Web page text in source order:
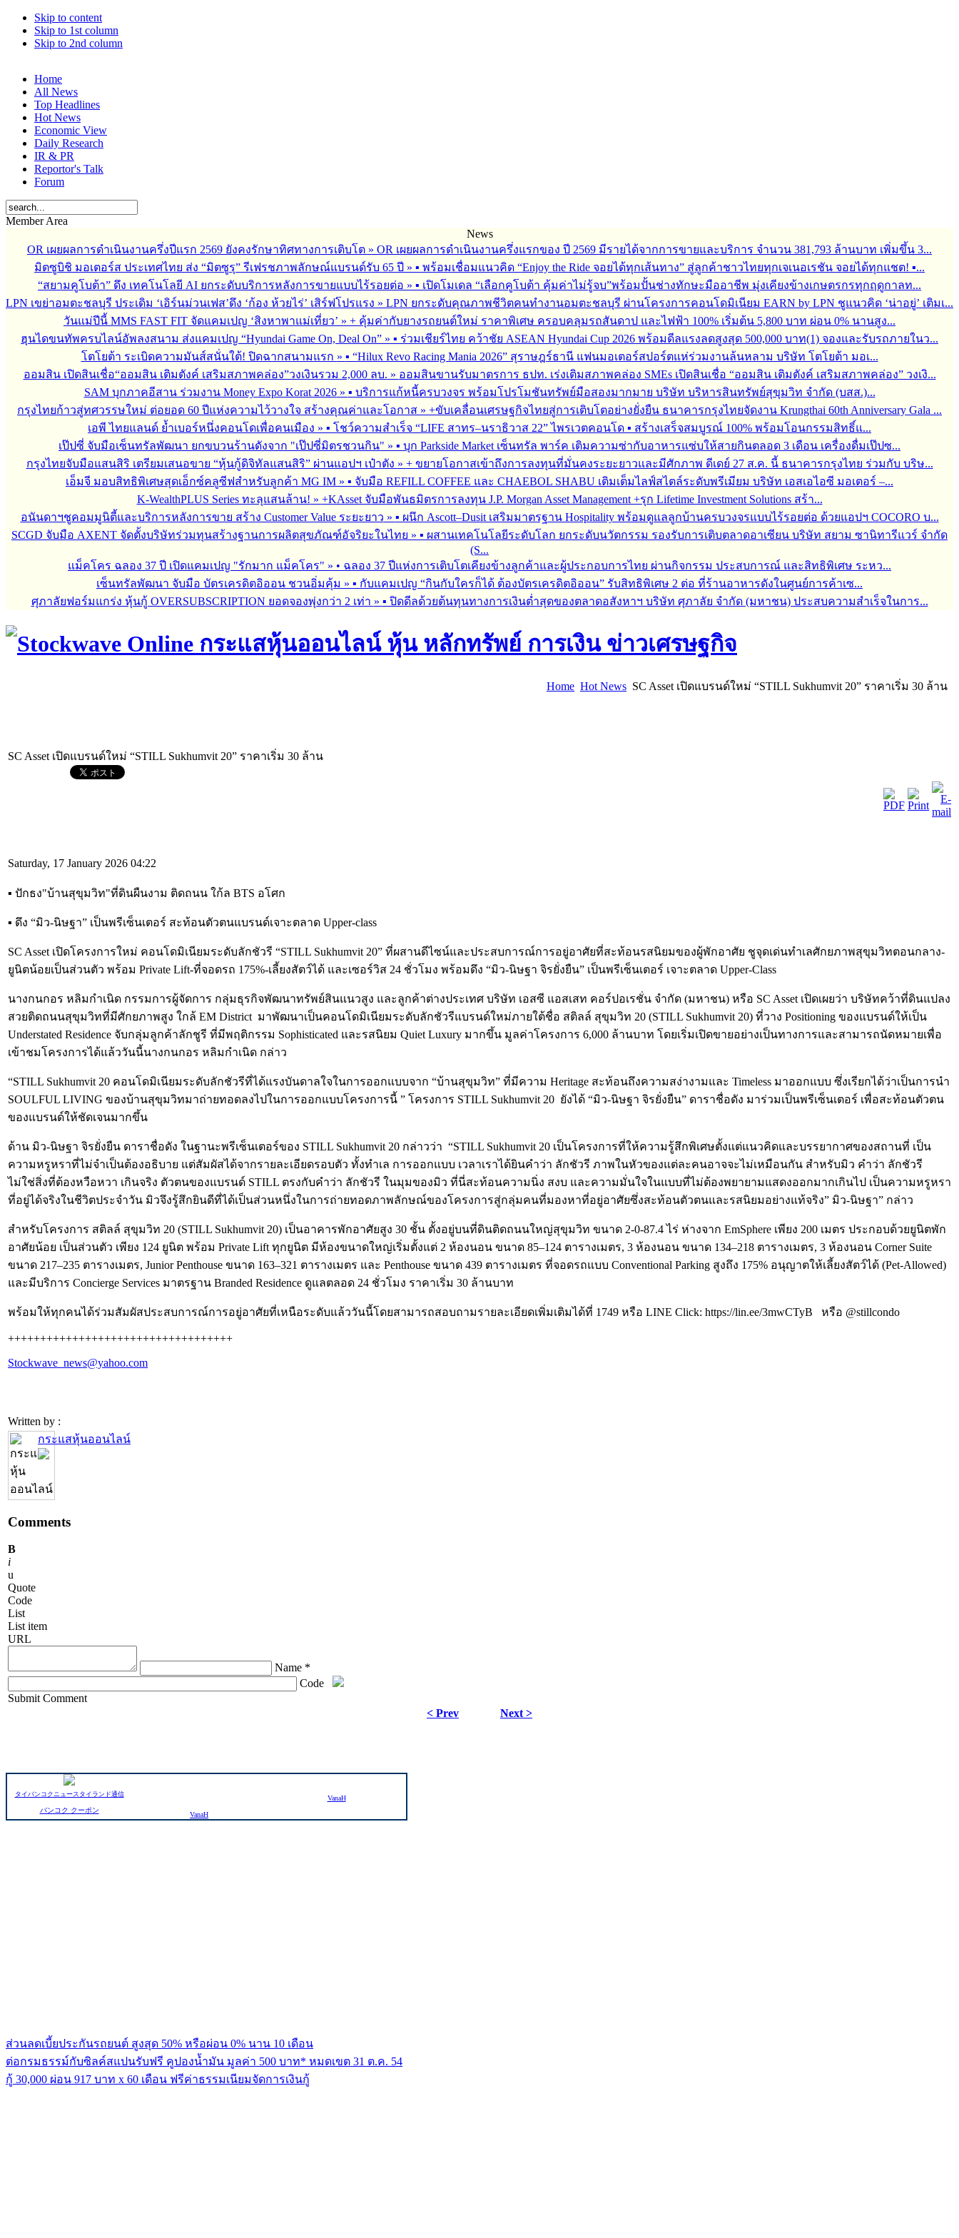
Skip to content
Skip to 1st column
Skip to 2nd column
Home
All News
Top Headlines
Hot News
Economic View
Daily Research
IR & PR
Reportor's Talk
Forum
Member Area
News
OR เผยผลการดำเนินงานครึ่งปีแรก 2569 ยังคงรักษาทิศทางการเติบโต » OR เผยผลการดำเนินงานครึ่งแรกของ ปี 2569 มีรายได้จากการขายและบริการ จำนวน 381,793 ล้านบาท เพิ่มขึ้น 3...
มิตซูบิชิ มอเตอร์ส ประเทศไทย ส่ง “มิตซูรุ” รีเฟรชภาพลักษณ์แบรนด์รับ 65 ปี » ▪︎ พร้อมเชื่อมแนวคิด “Enjoy the Ride จอยได้ทุกเส้นทาง” สู่ลูกค้าชาวไทยทุกเจเนอเรชัน จอยได้ทุกแชต! ▪...
“สยามคูโบต้า” ดึง เทคโนโลยี AI ยกระดับบริการหลังการขายแบบไร้รอยต่อ » ▪︎ เปิดโมเดล “เลือกคูโบต้า คุ้มค่าไม่รู้จบ”พร้อมปั้นช่างทักษะมืออาชีพ มุ่งเคียงข้างเกษตรกรทุกฤดูกาลท...
LPN เขย่าอมตะชลบุรี ประเดิม ‘เอิร์นม่วนเฟส’ดึง ‘ก้อง ห้วยไร่’ เสิร์ฟโปรแรง » LPN ยกระดับคุณภาพชีวิตคนทำงานอมตะชลบุรี ผ่านโครงการคอนโดมิเนียม EARN by LPN ชูแนวคิด ‘น่าอยู่’ เติมเ...
วันแม่ปีนี้ MMS FAST FIT จัดแคมเปญ ‘สิงหาพาแม่เที่ยว’ » + คุ้มค่ากับยางรถยนต์ใหม่ ราคาพิเศษ ครอบคลุมรถสันดาป และไฟฟ้า 100% เริ่มต้น 5,800 บาท ผ่อน 0% นานสูง...
ฮุนไดขนทัพครบไลน์อัพลงสนาม ส่งแคมเปญ “Hyundai Game On, Deal On” » ▪︎ ร่วมเชียร์ไทย คว้าชัย ASEAN Hyundai Cup 2026 พร้อมดีลแรงลดสูงสุด 500,000 บาท(1) จองและรับรถภายในว...
โตโยต้า ระเบิดความมันส์สนั่นใต้! ปิดฉากสนามแรก » ▪︎ “Hilux Revo Racing Mania 2026” สุราษฎร์ธานี แฟนมอเตอร์สปอร์ตแห่ร่วมงานล้นหลาม บริษัท โตโยต้า มอเ...
ออมสิน เปิดสินเชื่อ“ออมสิน เติมตังค์ เสริมสภาพคล่อง”วงเงินรวม 2,000 ลบ. » ออมสินขานรับมาตรการ ธปท. เร่งเติมสภาพคล่อง SMEs เปิดสินเชื่อ “ออมสิน เติมตังค์ เสริมสภาพคล่อง” วงเงิ...
SAM บุกภาคอีสาน ร่วมงาน Money Expo Korat 2026» ▪︎ บริการแก้หนี้ครบวงจร พร้อมโปรโมชันทรัพย์มือสองมากมาย บริษัท บริหารสินทรัพย์สุขุมวิท จำกัด (บสส.)...
กรุงไทยก้าวสู่ทศวรรษใหม่ ต่อยอด 60 ปีแห่งความไว้วางใจ สร้างคุณค่าและโอกาส » +ขับเคลื่อนเศรษฐกิจไทยสู่การเติบโตอย่างยั่งยืน ธนาคารกรุงไทยจัดงาน Krungthai 60th Anniversary Gala ...
เอพี ไทยแลนด์ ย้ำเบอร์หนึ่งคอนโดเพื่อคนเมือง » ▪︎ โชว์ความสำเร็จ “LIFE สาทร–นราธิวาส 22” ไพรเวตคอนโด ▪︎ สร้างเสร็จสมบูรณ์ 100% พร้อมโอนกรรมสิทธิ์แ...
เป๊ปซี่ จับมือเซ็นทรัลพัฒนา ยกขบวนร้านดังจาก "เป๊ปซี่มิตรชวนกิน" » ▪︎ บุก Parkside Market เซ็นทรัล พาร์ค เติมความซ่ากับอาหารแซ่บให้สายกินตลอด 3 เดือน เครื่องดื่มเป๊ปซ...
กรุงไทยจับมือแสนสิริ เตรียมเสนอขาย “หุ้นกู้ดิจิทัลแสนสิริ” ผ่านแอปฯ เป๋าตัง » + ขยายโอกาสเข้าถึงการลงทุนที่มั่นคงระยะยาวและมีศักภาพ ดีเดย์ 27 ส.ค. นี้ ธนาคารกรุงไทย ร่วมกับ บริษ...
เอ็มจี มอบสิทธิพิเศษสุดเอ็กซ์คลูซีฟสำหรับลูกค้า MG IM » ▪︎ จับมือ REFILL COFFEE และ CHAEBOL SHABU เติมเต็มไลฟ์สไตล์ระดับพรีเมียม บริษัท เอสเอไอซี มอเตอร์ –...
K-WealthPLUS Series ทะลุแสนล้าน! » +KAsset จับมือพันธมิตรการลงทุน J.P. Morgan Asset Management +รุก Lifetime Investment Solutions สร้า...
อนันดาฯชูคอมมูนิตี้และบริการหลังการขาย สร้าง Customer Value ระยะยาว » ▪︎ ผนึก Ascott–Dusit เสริมมาตรฐาน Hospitality พร้อมดูแลลูกบ้านครบวงจรแบบไร้รอยต่อ ด้วยแอปฯ COCORO บ...
SCGD จับมือ AXENT จัดตั้งบริษัทร่วมทุนสร้างฐานการผลิตสุขภัณฑ์อัจริยะในไทย » ▪︎ ผสานเทคโนโลยีระดับโลก ยกระดับนวัตกรรม รองรับการเติบตลาดอาเซียน บริษัท สยาม ซานิทารีแวร์ จำกัด
(S...
แม็คโคร ฉลอง 37 ปี เปิดแคมเปญ "รักมาก แม็คโคร" » • ฉลอง 37 ปีแห่งการเติบโตเคียงข้างลูกค้าและผู้ประกอบการไทย ผ่านกิจกรรม ประสบการณ์ และสิทธิพิเศษ ระหว...
เซ็นทรัลพัฒนา จับมือ บัตรเครดิตอิออน ชวนอิ่มคุ้ม » ▪︎ กับแคมเปญ “กินกับใครก็ได้ ต้องบัตรเครดิตอิออน” รับสิทธิพิเศษ 2 ต่อ ที่ร้านอาหารดังในศูนย์การค้าเซ...
ศุภาลัยฟอร์มแกร่ง หุ้นกู้ OVERSUBSCRIPTION ยอดจองพุ่งกว่า 2 เท่า » ▪︎ ปิดดีลด้วยต้นทุนทางการเงินต่ำสุดของตลาดอสังหาฯ บริษัท ศุภาลัย จำกัด (มหาชน) ประสบความสำเร็จในการ...
Home Hot News SC Asset เปิดแบรนด์ใหม่ “STILL Sukhumvit 20” ราคาเริ่ม 30 ล้าน
SC Asset เปิดแบรนด์ใหม่ “STILL Sukhumvit 20” ราคาเริ่ม 30 ล้าน
Saturday, 17 January 2026 04:22
▪︎ ปักธง"บ้านสุขุมวิท"ที่ดินผืนงาม ติดถนน ใก้ล BTS อโศก
▪︎ ดึง “มิว-นิษฐา” เป็นพรีเซ็นเตอร์ สะท้อนตัวตนแบรนด์เจาะตลาด Upper-class
SC Asset เปิดโครงการใหม่ คอนโดมิเนียมระดับลักชัวรี “STILL Sukhumvit 20” ที่ผสานดีไซน์และประสบการณ์การอยู่อาศัยที่สะท้อนรสนิยมของผู้พักอาศัย ชูจุดเด่นทำเลศักยภาพสุขุมวิทตอนกลาง-
ยูนิตน้อยเป็นส่วนตัว พร้อม Private Lift-ที่จอดรถ 175%-เลี้ยงสัตว์ได้ และเซอร์วิส 24 ชั่วโมง พร้อมดึง “มิว-นิษฐา จิรยั่งยืน” เป็นพรีเซ็นเตอร์ เจาะตลาด Upper-Class
นางกนกอร หลิมกำเนิด กรรมการผู้จัดการ กลุ่มธุรกิจพัฒนาทรัพย์สินแนวสูง และลูกค้าต่างประเทศ บริษัท เอสซี แอสเสท คอร์ปอเรชั่น จำกัด (มหาชน) หรือ SC Asset เปิดเผยว่า บริษัทคว้าที่ดินแปลง
สวยติดถนนสุขุมวิทที่มีศักยภาพสูง ใกล้ EM District มาพัฒนาเป็นคอนโดมิเนียมระดับลักชัวรีแบรนด์ใหม่ภายใต้ชื่อ สติลล์ สุขุมวิท 20 (STILL Sukhumvit 20) ที่วาง Positioning ของแบรนด์ให้เป็น
Understated Residence จับกลุ่มลูกค้าลักชูรี ที่มีพฤติกรรม Sophisticated และรสนิยม Quiet Luxury มากขึ้น มูลค่าโครงการ 6,000 ล้านบาท โดยเริ่มเปิดขายอย่างเป็นทางการและสามารถนัดหมายเพื่อ
เข้าชมโครงการได้แล้ววันนี้นางกนกอร หลิมกำเนิด กล่าว
“STILL Sukhumvit 20 คอนโดมิเนียมระดับลักชัวรีที่ได้แรงบันดาลใจในการออกแบบจาก “บ้านสุขุมวิท” ที่มีความ Heritage สะท้อนถึงความสง่างามและ Timeless มาออกแบบ ซึ่งเรียกได้ว่าเป็นการนำ
SOULFUL LIVING ของบ้านสุขุมวิทมาถ่ายทอดลงไปในการออกแบบโครงการนี้ ” โครงการ STILL Sukhumvit 20 ยังได้ “มิว-นิษฐา จิรยั่งยืน” ดาราชื่อดัง มาร่วมเป็นพรีเซ็นเตอร์ เพื่อสะท้อนตัวตน
ของแบรนด์ให้ชัดเจนมากขึ้น
ด้าน มิว-นิษฐา จิรยั่งยืน ดาราชื่อดัง ในฐานะพรีเซ็นเตอร์ของ STILL Sukhumvit 20 กล่าวว่า “STILL Sukhumvit 20 เป็นโครงการที่ให้ความรู้สึกพิเศษตั้งแต่แนวคิดและบรรยากาศของสถานที่ เป็น
ความหรูหราที่ไม่จำเป็นต้องอธิบาย แต่สัมผัสได้จากรายละเอียดรอบตัว ทั้งทำเล การออกแบบ เวลาเราได้ยินคำว่า ลักชัวรี ภาพในหัวของแต่ละคนอาจจะไม่เหมือนกัน สำหรับมิว คำว่า ลักชัวรี
ไม่ใช่สิ่งที่ต้องหวือหวา เกินจริง ตัวตนของแบรนด์ STILL ตรงกับคำว่า ลักชัวรี ในมุมของมิว ที่นี่สะท้อนความนิ่ง สงบ และความมั่นใจในแบบที่ไม่ต้องพยายามแสดงออกมากเกินไป เป็นความหรูหรา
ที่อยู่ได้จริงในชีวิตประจำวัน มิวจึงรู้สึกยินดีที่ได้เป็นส่วนหนึ่งในการถ่ายทอดภาพลักษณ์ของโครงการสู่กลุ่มคนที่มองหาที่อยู่อาศัยซึ่งสะท้อนตัวตนและรสนิยมอย่างแท้จริง” มิว-นิษฐา” กล่าว
สำหรับโครงการ สติลล์ สุขุมวิท 20 (STILL Sukhumvit 20) เป็นอาคารพักอาศัยสูง 30 ชั้น ตั้งอยู่บนที่ดินติดถนนใหญ่สุขุมวิท ขนาด 2-0-87.4 ไร่ ห่างจาก EmSphere เพียง 200 เมตร ประกอบด้วยยูนิตพัก
อาศัยน้อย เป็นส่วนตัว เพียง 124 ยูนิต พร้อม Private Lift ทุกยูนิต มีห้องขนาดใหญ่เริ่มตั้งแต่ 2 ห้องนอน ขนาด 85–124 ตารางเมตร, 3 ห้องนอน ขนาด 134–218 ตารางเมตร, 3 ห้องนอน Corner Suite
ขนาด 217–235 ตารางเมตร, Junior Penthouse ขนาด 163–321 ตารางเมตร และ Penthouse ขนาด 439 ตารางเมตร ที่จอดรถแบบ Conventional Parking สูงถึง 175% อนุญาตให้เลี้ยงสัตว์ได้ (Pet-Allowed)
และมีบริการ Concierge Services มาตรฐาน Branded Residence ดูแลตลอด 24 ชั่วโมง ราคาเริ่ม 30 ล้านบาท
พร้อมให้ทุกคนได้ร่วมสัมผัสประสบการณ์การอยู่อาศัยที่เหนือระดับแล้ววันนี้โดยสามารถสอบถามรายละเอียดเพิ่มเติมได้ที่ 1749 หรือ LINE Click: https://lin.ee/3mwCTyB หรือ @stillcondo
+++++++++++++++++++++++++++++++++++
Stockwave_news@yahoo.com
Written by :
กระแสหุ้นออนไลน์
Comments
B
i
u
Quote
Code
List
List item
URL
Name *
Code
Submit Comment
< Prev
Next >
タイバンコクニュースタイランド通信
VanaH
バンコク クーポン
VanaH
ส่วนลดเบี้ยประกันรถยนต์ สูงสุด 50% หรือผ่อน 0% นาน 10 เดือน
ต่อกรมธรรม์กับซิลค์สแปนรับฟรี คูปองน้ำมัน มูลค่า 500 บาท* หมดเขต 31 ต.ค. 54
กู้ 30,000 ผ่อน 917 บาท x 60 เดือน ฟรีค่าธรรมเนียมจัดการเงินกู้